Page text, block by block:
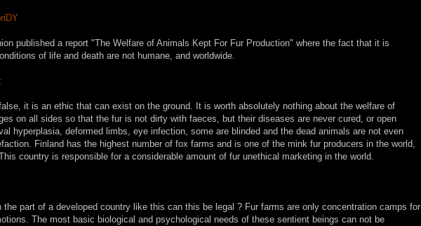
published a report "The Welfare of Animals Kept For Fur Production" where the fact that it is
of life and death are not humane, and worldwide.
it is an ethic that can exist on the ground. It is worth absolutely nothing about the welfare of
on all sides so that the fur is not dirty with faeces, but their diseases are never cured, or open
hyperplasia, deformed limbs, eye infection, some are blinded and the dead animals are not even
Finland has the highest number of fox farms and is one of the mink fur producers in the world,
country is responsible for a considerable amount of fur unethical marketing in the world.
part of a developed country like this can this be legal ? Fur farms are only concentration camps for
The most basic biological and psychological needs of these sentient beings can not be